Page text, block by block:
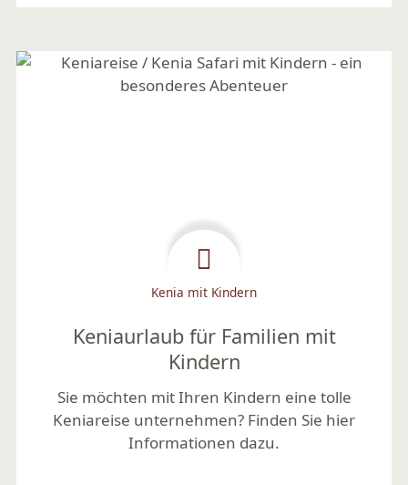
Kenia mit Kindern
Keniaurlaub für Familien mit
Kindern
Sie möchten mit Ihren Kindern eine tolle
Keniareise unternehmen? Finden Sie hier
Informationen dazu.